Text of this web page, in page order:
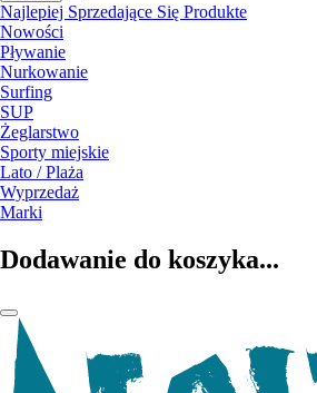
Najlepiej Sprzedające Się Produkte
Nowości
Pływanie
Nurkowanie
Surfing
SUP
Żeglarstwo
Sporty miejskie
Lato / Plaża
Wyprzedaż
Marki
Dodawanie do koszyka...